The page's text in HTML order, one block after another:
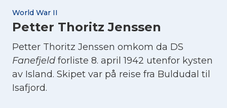
World War II
Petter Thoritz Jenssen
Petter Thoritz Jenssen omkom da DS
Fanefjeld forliste 8. april 1942 utenfor kysten
av Island. Skipet var på reise fra Buldudal til
Isafjord.